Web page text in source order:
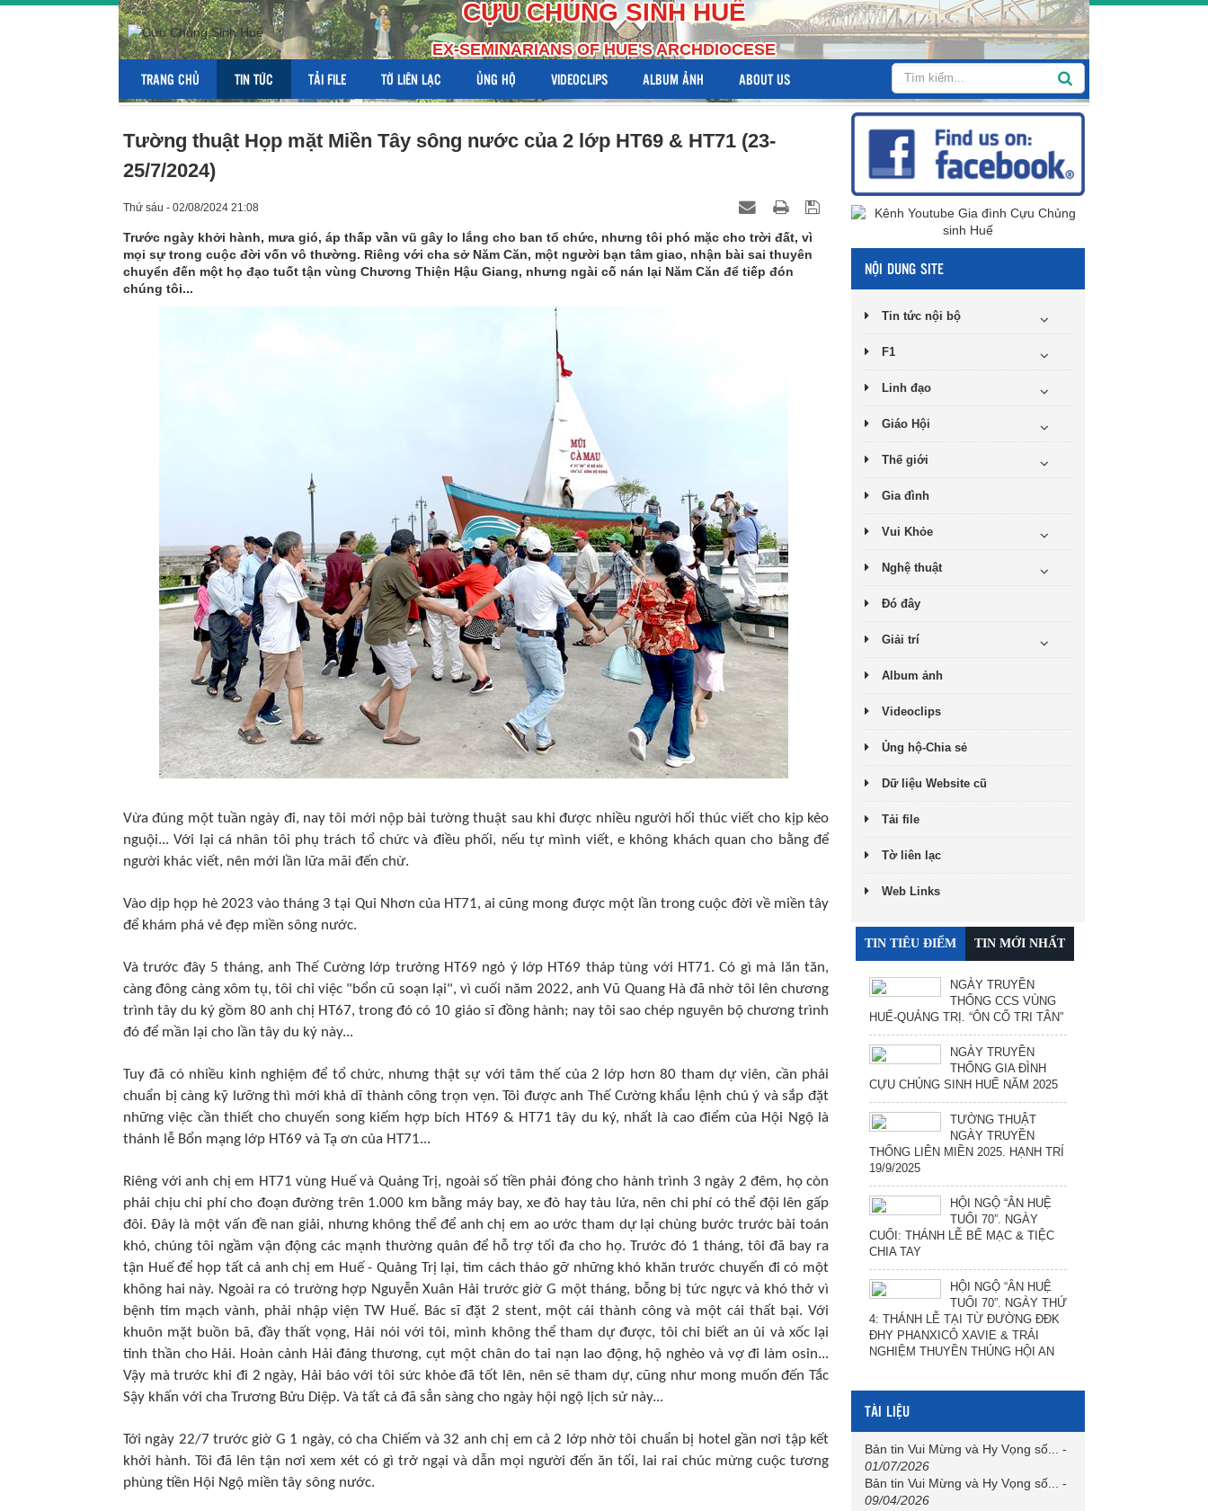
CỰU CHỦNG SINH HUẾ
EX-SEMINARIANS OF HUE'S ARCHDIOCESE
TRANG CHỦ TIN TỨC TẢI FILE TỜ LIÊN LẠC ỦNG HỘ VIDEOCLIPS ALBUM ẢNH ABOUT US
Tường thuật Họp mặt Miền Tây sông nước của 2 lớp HT69 & HT71 (23-
25/7/2024)
Thứ sáu - 02/08/2024 21:08
Trước ngày khởi hành, mưa gió, áp thấp vần vũ gây lo lắng cho ban tổ chức, nhưng tôi phó mặc cho trời đất, vì
mọi sự trong cuộc đời vốn vô thường. Riêng với cha sở Năm Căn, một người bạn tâm giao, nhận bài sai thuyên
chuyển đến một họ đạo tuốt tận vùng Chương Thiện Hậu Giang, nhưng ngài cố nán lại Năm Căn để tiếp đón
chúng tôi...
Vừa đúng một tuần ngày đi, nay tôi mới nộp bài tường thuật sau khi được nhiều người hối thúc viết cho kịp kẻo
nguội... Với lại cá nhân tôi phụ trách tổ chức và điều phối, nếu tự mình viết, e không khách quan cho bằng để
người khác viết, nên mới lần lữa mãi đến chừ.
Vào dịp họp hè 2023 vào tháng 3 tại Qui Nhơn của HT71, ai cũng mong được một lần trong cuộc đời về miền tây
để khám phá vẻ đẹp miền sông nước.
Và trước đây 5 tháng, anh Thế Cường lớp trưởng HT69 ngỏ ý lớp HT69 tháp tùng với HT71. Có gì mà lăn tăn,
càng đông càng xôm tụ, tôi chỉ việc "bổn cũ soạn lại", vì cuối năm 2022, anh Vũ Quang Hà đã nhờ tôi lên chương
trình tây du ký gồm 80 anh chị HT67, trong đó có 10 giáo sĩ đồng hành; nay tôi sao chép nguyên bộ chương trình
đó để mần lại cho lần tây du ký này...
Tuy đã có nhiều kinh nghiệm để tổ chức, nhưng thật sự với tâm thế của 2 lớp hơn 80 tham dự viên, cần phải
chuẩn bị càng kỹ lưỡng thì mới khả dĩ thành công trọn vẹn. Tôi được anh Thế Cường khẩu lệnh chú ý và sắp đặt
những việc cần thiết cho chuyến song kiếm hợp bích HT69 & HT71 tây du ký, nhất là cao điểm của Hội Ngộ là
thánh lễ Bổn mạng lớp HT69 và Tạ ơn của HT71...
Riêng với anh chị em HT71 vùng Huế và Quảng Trị, ngoài số tiền phải đóng cho hành trình 3 ngày 2 đêm, họ còn
phải chịu chi phí cho đoạn đường trên 1.000 km bằng máy bay, xe đò hay tàu lửa, nên chi phí có thể đội lên gấp
đôi. Đây là một vấn đề nan giải, nhưng không thể để anh chị em ao ước tham dự lại chùng bước trước bài toán
khó, chúng tôi ngầm vận động các mạnh thường quân để hỗ trợ tối đa cho họ. Trước đó 1 tháng, tôi đã bay ra
tận Huế để họp tất cả anh chị em Huế - Quảng Trị lại, tìm cách tháo gỡ những khó khăn trước chuyến đi có một
không hai này. Ngoài ra có trường hợp Nguyễn Xuân Hải trước giờ G một tháng, bỗng bị tức ngực và khó thở vì
bệnh tim mạch vành, phải nhập viện TW Huế. Bác sĩ đặt 2 stent, một cái thành công và một cái thất bại. Với
khuôn mặt buồn bã, đầy thất vọng, Hải nói với tôi, mình không thể tham dự được, tôi chỉ biết an ủi và xốc lại
tinh thần cho Hải. Hoàn cảnh Hải đáng thương, cụt một chân do tai nạn lao động, hộ nghèo và vợ đi làm osin...
Vậy mà trước khi đi 2 ngày, Hải báo với tôi sức khỏe đã tốt lên, nên sẽ tham dự, cũng như mong muốn đến Tắc
Sậy khấn với cha Trương Bửu Diệp. Và tất cả đã sẳn sàng cho ngày hội ngộ lịch sử này...
Tới ngày 22/7 trước giờ G 1 ngày, có cha Chiếm và 32 anh chị em cả 2 lớp nhờ tôi chuẩn bị hotel gần nơi tập kết
khởi hành. Tôi đã lên tận nơi xem xét có gì trở ngại và dẫn mọi người đến ăn tối, lai rai chúc mừng cuộc tương
phùng tiền Hội Ngộ miền tây sông nước.
NỘI DUNG SITE
Tin tức nội bộ
F1
Linh đạo
Giáo Hội
Thế giới
Gia đình
Vui Khỏe
Nghệ thuật
Đó đây
Giải trí
Album ảnh
Videoclips
Ủng hộ-Chia sẻ
Dữ liệu Website cũ
Tải file
Tờ liên lạc
Web Links
TIN TIÊU ĐIỂM TIN MỚI NHẤT
NGÀY TRUYỀN
THỐNG CCS VÙNG
HUẾ-QUẢNG TRỊ. “ÔN CỐ TRI TÂN”
NGÀY TRUYỀN
THỐNG GIA ĐÌNH
CỰU CHỦNG SINH HUẾ NĂM 2025
TƯỜNG THUẬT
NGÀY TRUYỀN
THỐNG LIÊN MIỀN 2025. HẠNH TRÍ
19/9/2025
HỘI NGỘ “ÂN HUỆ
TUỔI 70”. NGÀY
CUỐI: THÁNH LỄ BẾ MẠC & TIỆC
CHIA TAY
HỘI NGỘ “ÂN HUỆ
TUỔI 70”. NGÀY THỨ
4: THÁNH LỄ TẠI TỪ ĐƯỜNG ĐĐK
ĐHY PHANXICÔ XAVIE & TRẢI
NGHIỆM THUYỀN THÚNG HỘI AN
TÀI LIỆU
Bản tin Vui Mừng và Hy Vọng số...
-
01/07/2026
Bản tin Vui Mừng và Hy Vọng số...
-
09/04/2026